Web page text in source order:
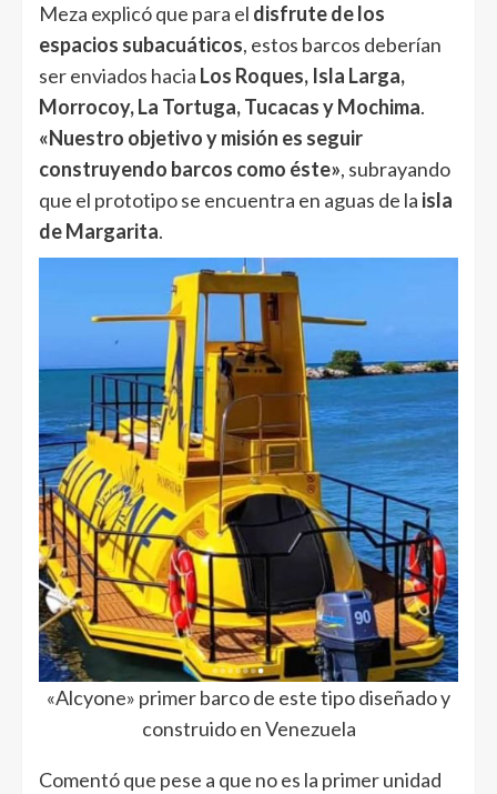
Meza explicó que para el disfrute de los
espacios subacuáticos, estos barcos deberían
ser enviados hacia Los Roques, Isla Larga,
Morrocoy, La Tortuga, Tucacas y Mochima.
«Nuestro objetivo y misión es seguir
construyendo barcos como éste», subrayando
que el prototipo se encuentra en aguas de la isla
de Margarita.
«Alcyone» primer barco de este tipo diseñado y
construido en Venezuela
Comentó que pese a que no es la primer unidad